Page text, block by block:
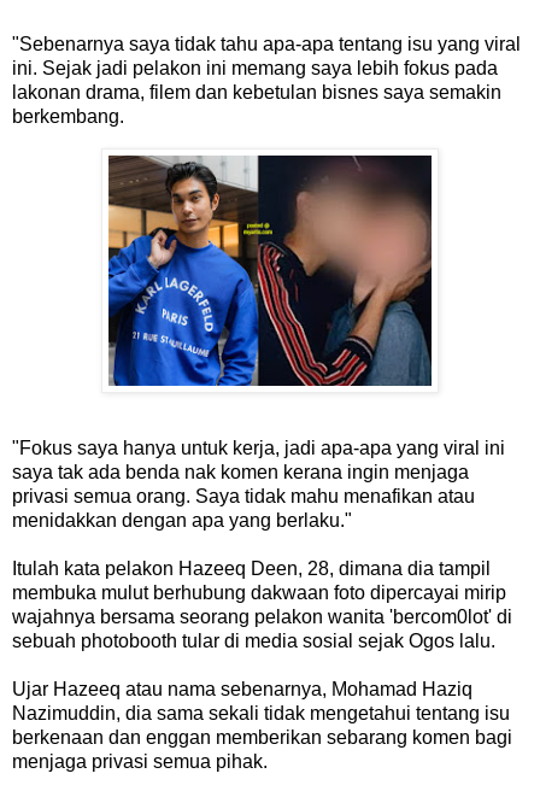
"Sebenarnya saya tidak tahu apa-apa tentang isu yang viral
ini. Sejak jadi pelakon ini memang saya lebih fokus pada
lakonan drama, filem dan kebetulan bisnes saya semakin
berkembang.
"Fokus saya hanya untuk kerja, jadi apa-apa yang viral ini
saya tak ada benda nak komen kerana ingin menjaga
privasi semua orang. Saya tidak mahu menafikan atau
menidakkan dengan apa yang berlaku."
Itulah kata pelakon Hazeeq Deen, 28, dimana dia tampil
membuka mulut berhubung dakwaan foto dipercayai mirip
wajahnya bersama seorang pelakon wanita 'bercom0lot' di
sebuah photobooth tular di media sosial sejak Ogos lalu.
Ujar Hazeeq atau nama sebenarnya, Mohamad Haziq
Nazimuddin, dia sama sekali tidak mengetahui tentang isu
berkenaan dan enggan memberikan sebarang komen bagi
menjaga privasi semua pihak.